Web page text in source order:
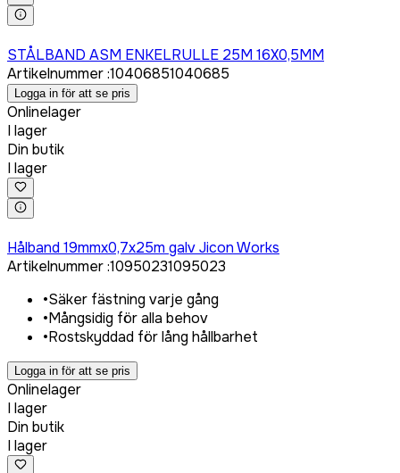
STÅLBAND ASM ENKELRULLE 25M 16X0,5MM
Artikelnummer:10406851040685
Logga in för att se pris
Onlinelager
I lager
Din butik
I lager
Hålband 19mmx0,7x25m galv Jicon Works
Artikelnummer:10950231095023
•Säker fästning varje gång
•Mångsidig för alla behov
•Rostskyddad för lång hållbarhet
Logga in för att se pris
Onlinelager
I lager
Din butik
I lager